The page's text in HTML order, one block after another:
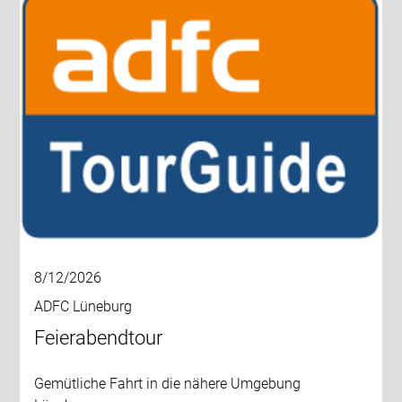
8/12/2026
ADFC Lüneburg
Feierabendtour
Gemütliche Fahrt in die nähere Umgebung